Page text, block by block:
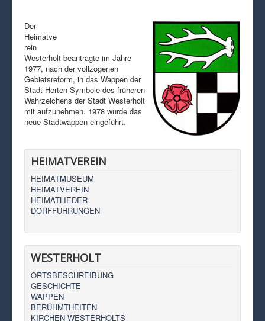
Der
Heimatve
rein
Westerholt beantragte im Jahre
1977, nach der vollzogenen
Gebietsreform, in das Wappen der
Stadt Herten Symbole des früheren
Wahrzeichens der Stadt Westerholt
mit aufzunehmen. 1978 wurde das
neue Stadtwappen eingeführt.
HEIMATVEREIN
HEIMATMUSEUM
HEIMATVEREIN
HEIMATLIEDER
DORFFÜHRUNGEN
WESTERHOLT
ORTSBESCHREIBUNG
GESCHICHTE
WAPPEN
BERÜHMTHEITEN
KIRCHEN WESTERHOLTS